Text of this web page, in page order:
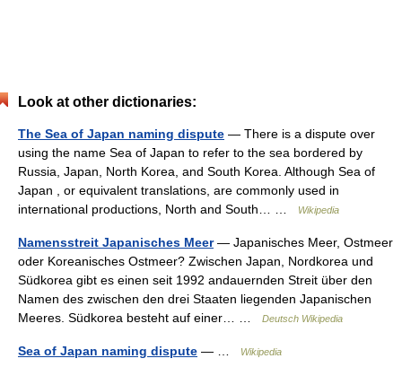
Look at other dictionaries:
The Sea of Japan naming dispute — There is a dispute over
using the name Sea of Japan to refer to the sea bordered by
Russia, Japan, North Korea, and South Korea. Although Sea of
Japan , or equivalent translations, are commonly used in
international productions, North and South… …
Wikipedia
Namensstreit Japanisches Meer— Japanisches Meer, Ostmeer
oder Koreanisches Ostmeer? Zwischen Japan, Nordkorea und
Südkorea gibt es einen seit 1992 andauernden Streit über den
Namen des zwischen den drei Staaten liegenden Japanischen
Meeres. Südkorea besteht auf einer… …
Deutsch Wikipedia
Sea of Japan naming dispute — … Wikipedia